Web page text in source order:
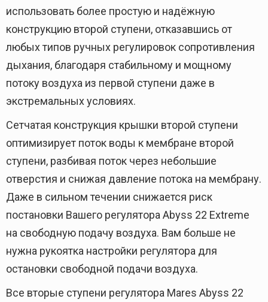
использовать более простую и надёжную
конструкцию второй ступени, отказавшись от
любых типов ручных регулировок сопротивления
дыхания, благодаря стабильному и мощному
потоку воздуха из первой ступени даже в
экстремальных условиях.
Сетчатая конструкция крышки второй ступени
оптимизирует поток воды к мембране второй
ступени, разбивая поток через небольшие
отверстия и снижая давление потока на мембрану.
Даже в сильном течении снижается риск
постановки Вашего регулятора Abyss 22 Extreme
на свободную подачу воздуха. Вам больше не
нужна рукоятка настройки регулятора для
остановки свободной подачи воздуха.
Все вторые ступени регулятора Mares Abyss 22